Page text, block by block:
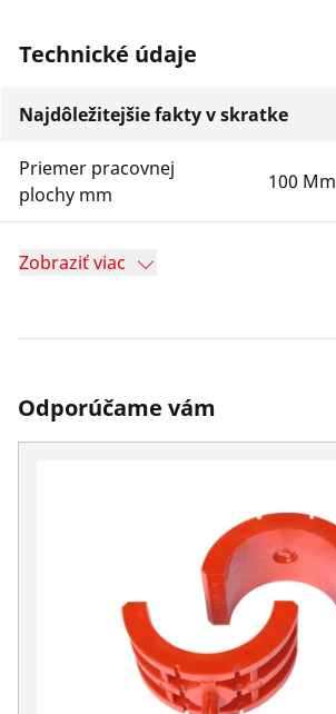
Technické údaje
Najdôležitejšie fakty v skratke
Priemer pracovnej
plochy mm
100 Mm
Zobraziť viac
Odporúčame vám